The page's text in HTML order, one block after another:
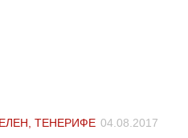
ТЕНЕРИФЕ 04.08.2017